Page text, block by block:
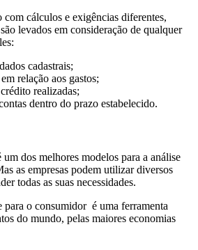
com cálculos e exigências diferentes,
levados em consideração de qualquer
cadastrais;
relação aos gastos;
realizadas;
dentro do prazo estabelecido.
um dos melhores modelos para a análise
as empresas podem utilizar diversos
todas as suas necessidades.
para o consumidor é uma ferramenta
do mundo, pelas maiores economias